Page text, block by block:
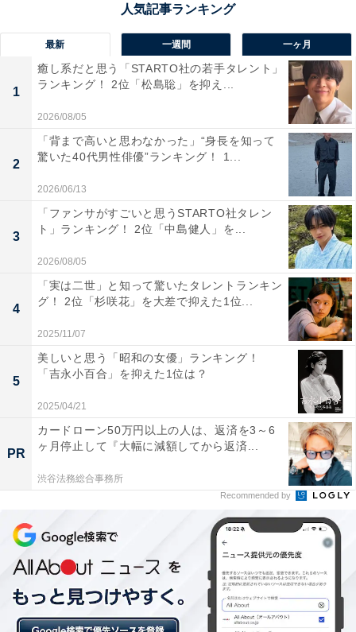
の「裏磐梯」、「磐梯山」と「猪苗代湖」などを連想す
る人が多いのではないでしょうか。
アンケートの回答者からは、「会津藩のイメージがある
から」（山口県／50代男性）、「幕末が好きな人からす
るとなんだか強そうな感じがする」（千葉県／20代女
性）、「戊辰戦争の会津若松城のイメージがあるから」
（滋賀県／60代女性）、「漢字の響きも見た目も渋くて
格好いい」（大阪府／30代女性）などの声が集まりまし
※回答者コメントは原文ママです
この記事の筆者：長谷川 優人
1990年生まれ。30代突入と同時期に未経験でライター業
を開始。日常系アニメと車好き。女性声優さんにも関心
をもち個人的にイベントへ参加している。現在の所有車
はスズキ ワゴンR（MH95S）。各地のアニメ作品の舞台
となった場所を聖地巡礼すべくドライブに出かける。
次ページ 5位までのランキング結果を見る
最新 一週間 一ヶ月
1
癒し系だと思う「STARTO社の若手タレント」
ランキング！ 2位「松島聡」を抑え...
2026/08/05
2
「背まで高いと思わなかった」“身長を知って
驚いた40代男性俳優”ランキング！ 1...
2026/06/13
3
「ファンサがすごいと思うSTARTO社タレン
ト」ランキング！ 2位「中島健人」を...
2026/08/05
4
「実は二世」と知って驚いたタレントランキン
グ！ 2位「杉咲花」を大差で抑えた1位...
2025/11/07
5
美しいと思う「昭和の女優」ランキング！
「吉永小百合」を抑えた1位は？
2025/04/21
PR
カードローン50万円以上の人は、返済を3～6
ヶ月停止して『大幅に減額してから返済...
渋谷法務総合事務所
Recommended by